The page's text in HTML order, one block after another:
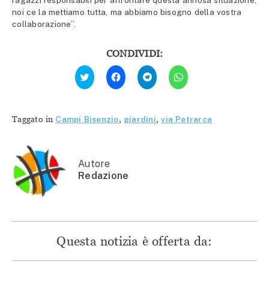
noi ce la mettiamo tutta, ma abbiamo bisogno della vostra
collaborazione”.
CONDIVIDI:
Fai
clic
qui
Twitter
(Si
finestra)
Fai
clic
per
condividere
(Si
apre
Fai
clic
per
condividere
(Si
apre
Fai
clic
per
(Si
apre
Taggato in Campi Bisenzio, giardini,via Petrarca
Autore
Redazione
Questa notizia è offerta da: